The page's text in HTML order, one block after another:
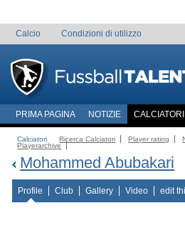
Calcio Condizioni di utilizzo
PRIMA PAGINA NOTIZIE CALCIATORI
Calciatori Ricerca Calciatori Player rating
Playerarchive
Mohammed Abubakari
Profile Club Gallery Video edit